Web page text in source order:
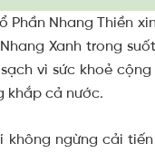
Phần Nhang Thiền
Xanh trong
vì sức khoẻ
khắp cả nước.
không ngừng cải